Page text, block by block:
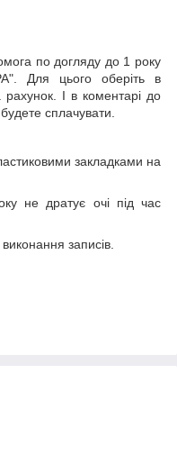
по догляду до 1 року
Для цього оберіть в
І в коментарі до
сплачувати.
закладками на
не дратує очі під час
записів.